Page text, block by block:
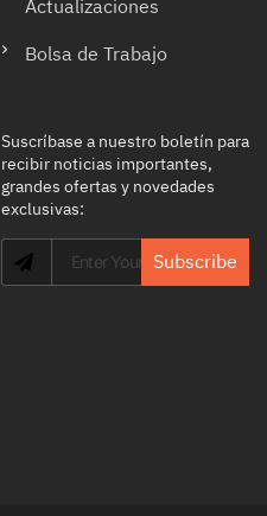
Actualizaciones
Bolsa de Trabajo
Suscríbase a nuestro boletín para
recibir noticias importantes,
grandes ofertas y novedades
exclusivas:
Subscribe